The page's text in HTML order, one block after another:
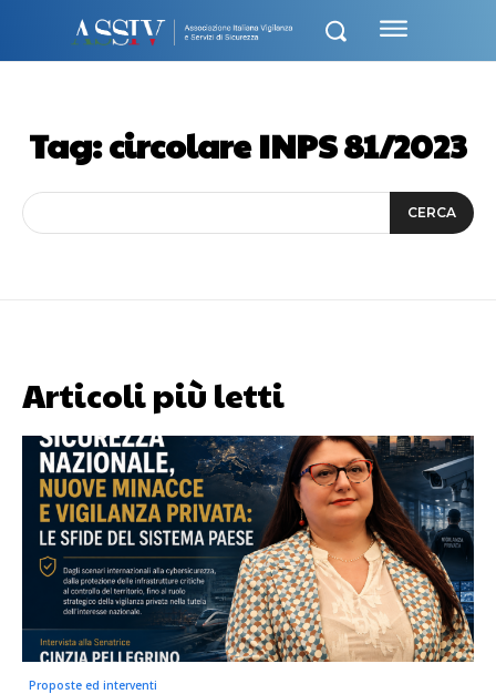
Tag:circolare INPS 81/2023
CERCA
Articoli più letti
Proposte ed interventi